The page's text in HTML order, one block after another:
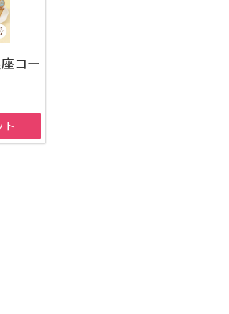
コー
ト